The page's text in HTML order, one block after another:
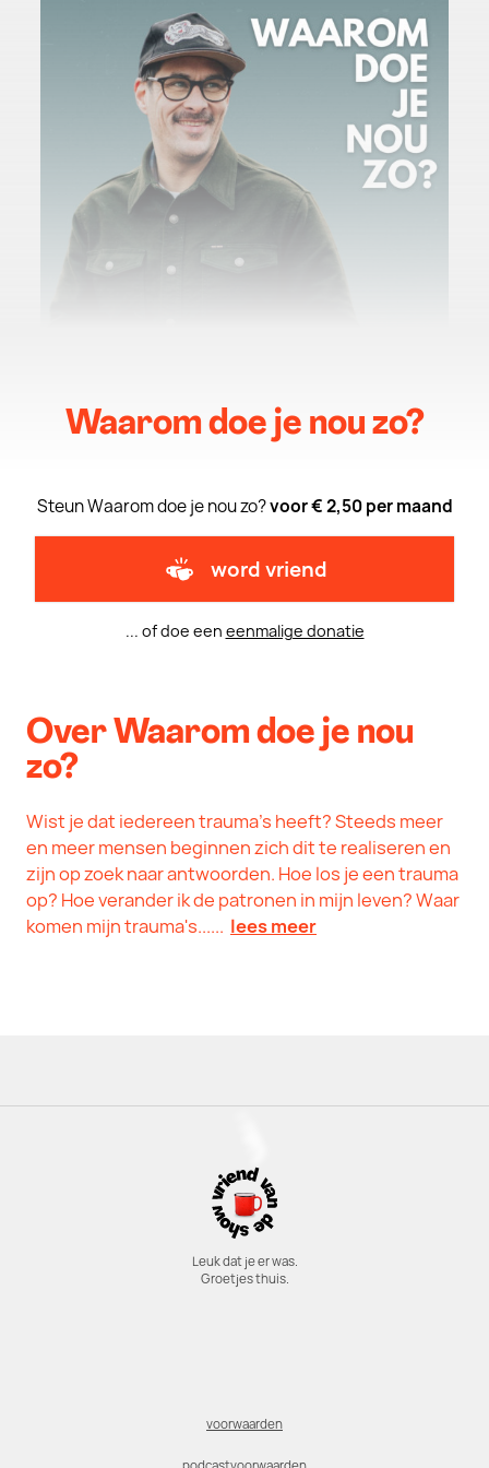
Waarom doe je nou zo?
Steun Waarom doe je nou zo?voor € 2,50 per maand
word vriend
... of doe een eenmalige donatie
Over Waarom doe je nou
zo?
Wist je dat iedereen trauma's heeft? Steeds meer
en meer mensen beginnen zich dit te realiseren en
zijn op zoek naar antwoorden. Hoe los je een trauma
op? Hoe verander ik de patronen in mijn leven? Waar
komen mijn trauma's...... lees meer
Leuk dat je er was.
Groetjes thuis.
voorwaarden